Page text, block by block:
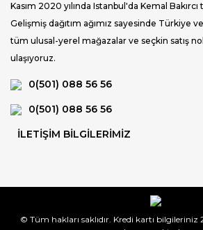
Kasım 2020 yılında Istanbul'da Kemal
Gelişmiş dağıtım ağımız sayesinde Türkiye
tüm ulusal-yerel mağazalar ve seçkin satış
ulaşıyoruz.
0(501) 088 56 56
0(501) 088 56 56
İLETİŞİM BİLGİLERİMİZ
© Tüm hakları saklıdır. Kredi kartı bilgileriniz